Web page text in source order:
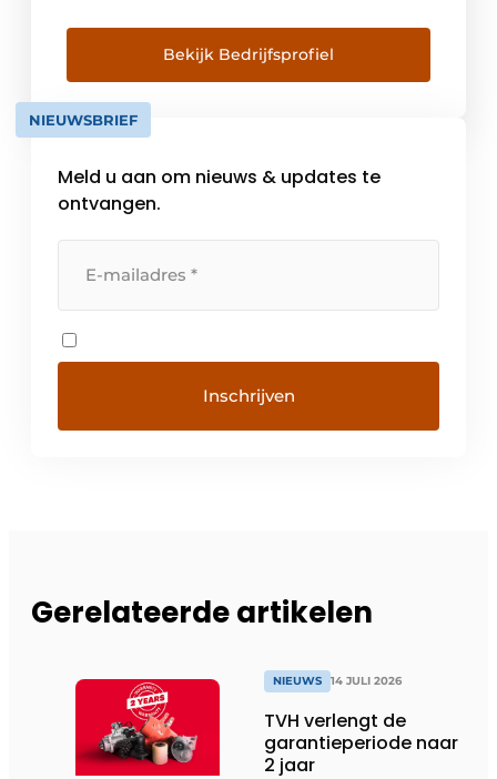
materialen en bodem en beïnvloeden zo de
uitvoering van de wetgeving. Onze bodem
beschermen we door de bodemkwaliteit in
Vlaanderen te controleren, […]
Bekijk Bedrijfsprofiel
NIEUWSBRIEF
Meld u aan om nieuws & updates te
ontvangen.
Gerelateerde artikelen
NIEUWS 14 JULI 2026
TVH verlengt de
garantieperiode naar
2 jaar